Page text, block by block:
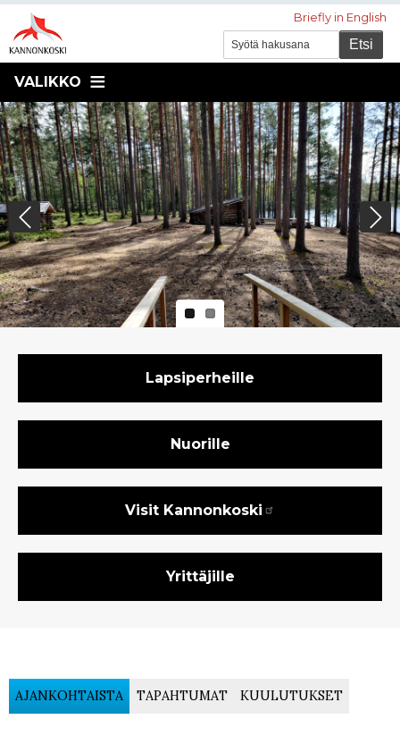
Briefly in English
VALIKKO
Previous Next
Pikavalikko
Lapsiperheille
Nuorille
Visit Kannonkoski
Yrittäjille
AJANKOHTAISTA TAPAHTUMAT KUULUTUKSET